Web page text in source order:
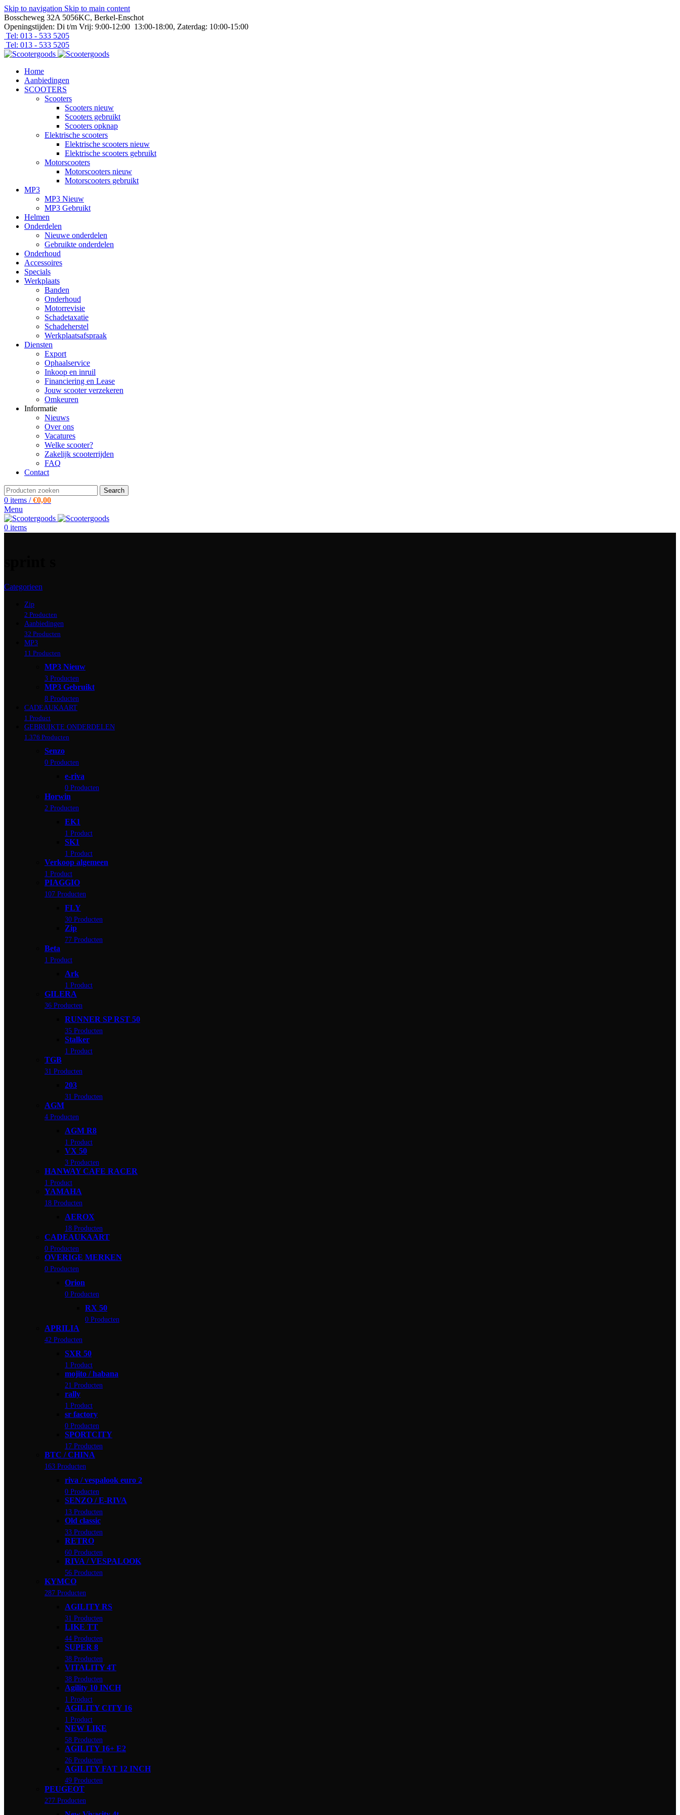
Skip to navigation Skip to main content
Bosscheweg 32A 5056KC, Berkel-Enschot
Openingstijden: Di t/m Vrij: 9:00-12:00 13:00-18:00, Zaterdag: 10:00-15:00
Tel: 013 - 533 5205
Tel: 013 - 533 5205
Home
Aanbiedingen
SCOOTERS
Scooters
Scooters nieuw
Scooters gebruikt
Scooters opknap
Elektrische scooters
Elektrische scooters nieuw
Elektrische scooters gebruikt
Motorscooters
Motorscooters nieuw
Motorscooters gebruikt
MP3
MP3 Nieuw
MP3 Gebruikt
Helmen
Onderdelen
Nieuwe onderdelen
Gebruikte onderdelen
Onderhoud
Accessoires
Specials
Werkplaats
Banden
Onderhoud
Motorrevisie
Schadetaxatie
Schadeherstel
Werkplaatsafspraak
Diensten
Export
Ophaalservice
Inkoop en inruil
Financiering en Lease
Jouw scooter verzekeren
Omkeuren
Informatie
Nieuws
Over ons
Vacatures
Welke scooter?
Zakelijk scooterrijden
FAQ
Contact
Search
0 items / €0,00
Menu
0 items
Categorieen
Zip
2 Producten
Aanbiedingen
32 Producten
MP3
11 Producten
MP3 Nieuw
3 Producten
MP3 Gebruikt
8 Producten
CADEAUKAART
1 Product
GEBRUIKTE ONDERDELEN
1.376 Producten
Senzo
0 Producten
e-riva
0 Producten
Horwin
2 Producten
EK1
1 Product
SK1
1 Product
Verkoop algemeen
1 Product
PIAGGIO
107 Producten
FLY
30 Producten
Zip
77 Producten
Beta
1 Product
Ark
1 Product
GILERA
36 Producten
RUNNER SP RST 50
35 Producten
Stalker
1 Product
TGB
31 Producten
203
31 Producten
AGM
4 Producten
AGM R8
1 Product
VX 50
3 Producten
HANWAY CAFE RACER
1 Product
YAMAHA
18 Producten
AEROX
18 Producten
CADEAUKAART
0 Producten
OVERIGE MERKEN
0 Producten
Orion
0 Producten
RX 50
0 Producten
APRILIA
42 Producten
SXR 50
1 Product
mojito / habana
21 Producten
rally
1 Product
sr factory
0 Producten
SPORTCITY
17 Producten
BTC / CHINA
163 Producten
riva / vespalook euro 2
0 Producten
SENZO / E-RIVA
13 Producten
Old classic
33 Producten
RETRO
60 Producten
RIVA / VESPALOOK
56 Producten
KYMCO
287 Producten
AGILITY RS
31 Producten
LIKE TT
44 Producten
SUPER 8
38 Producten
VITALITY 4T
38 Producten
Agility 10 INCH
1 Product
AGILITY CITY 16
1 Product
NEW LIKE
58 Producten
AGILITY 16+ E2
26 Producten
AGILITY FAT 12 INCH
49 Producten
PEUGEOT
277 Producten